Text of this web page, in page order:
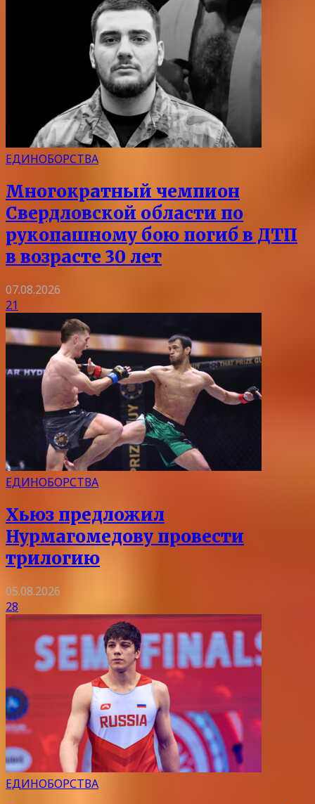
ЕДИНОБОРСТВА
Многократный чемпион
Свердловской области по
рукопашному бою погиб в ДТП
в возрасте 30 лет
07.08.2026
21
ЕДИНОБОРСТВА
Хьюз предложил
Нурмагомедову провести
трилогию
05.08.2026
28
ЕДИНОБОРСТВА